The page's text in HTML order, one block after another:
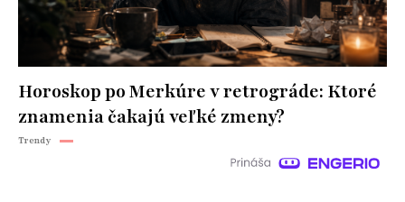
Horoskop po Merkúre v retrográde: Ktoré
znamenia čakajú veľké zmeny?
Trendy